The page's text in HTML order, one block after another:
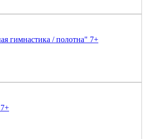
гимнастика / полотна" 7+